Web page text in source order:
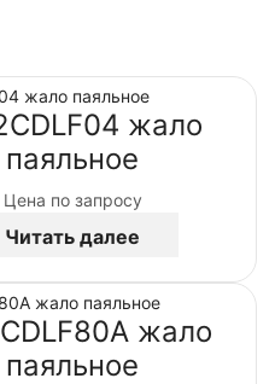
жало
паяльное
Цена по запросу
Читать далее
жало
паяльное